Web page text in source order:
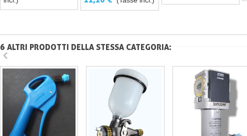
6 ALTRI PRODOTTI DELLA STESSA CATEGORIA: